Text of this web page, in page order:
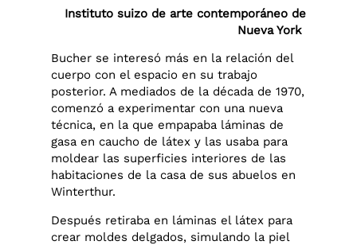
Instituto suizo de arte contemporáneo de
Nueva York
Bucher se interesó más en la relación del
cuerpo con el espacio en su trabajo
posterior. A mediados de la década de 1970,
comenzó a experimentar con una nueva
técnica, en la que empapaba láminas de
gasa en caucho de látex y las usaba para
moldear las superficies interiores de las
habitaciones de la casa de sus abuelos en
Winterthur.
Después retiraba en láminas el látex para
crear moldes delgados, simulando la piel